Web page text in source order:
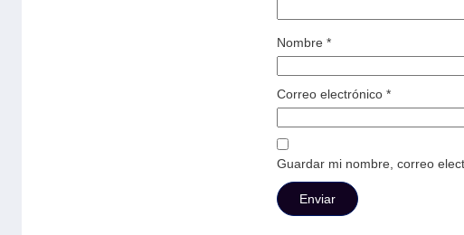
Nombre *
Correo electrónico *
Guardar mi nombre, correo